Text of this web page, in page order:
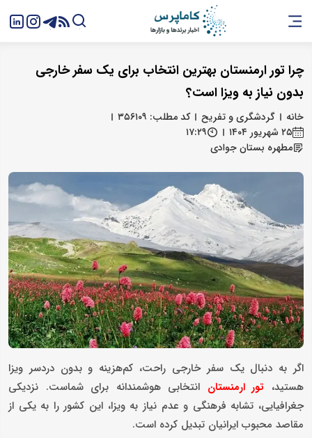
چرا تور ارمنستان بهترین انتخاب برای یک سفر خارجی
بدون نیاز به ویزا است؟
خانه گردشگری و تفریح
کد مطلب: ۳۵۶۱۰۹
۲۵ شهریور ۱۴۰۴
۱۷:۲۹
مطهره بستان‌ جوادی
اگر به دنبال یک سفر خارجی راحت، کم‌‌هزینه و بدون دردسر ویزا
هستید، تور ارمنستان انتخابی هوشمندانه برای شماست. نزدیکی
جغرافیایی، تشابه فرهنگی و عدم نیاز به ویزا، این کشور را به یکی از
مقاصد محبوب ایرانیان تبدیل کرده است.